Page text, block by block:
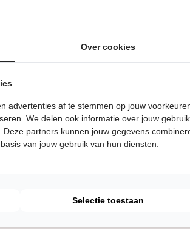
Theater Hofpoort
Coevorden
Podia Heemstede
Heemstede
Over cookies
advertenties af te stemmen op jouw
We delen ook informatie over jouw
partners kunnen jouw gegevens
van jouw gebruik van hun diensten.
Selectie toestaan